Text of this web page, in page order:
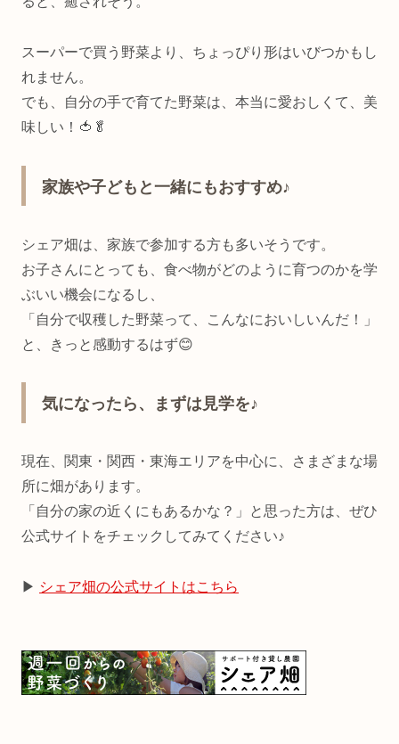
スーパーで買う野菜より、ちょっぴり形はいびつかもし
れません。
でも、自分の手で育てた野菜は、本当に愛おしくて、美
味しい！🍅🥬
家族や子どもと一緒にもおすすめ♪
シェア畑は、家族で参加する方も多いそうです。
お子さんにとっても、食べ物がどのように育つのかを学
ぶいい機会になるし、
「自分で収穫した野菜って、こんなにおいしいんだ！」
と、きっと感動するはず😊
気になったら、まずは見学を♪
現在、関東・関西・東海エリアを中心に、さまざまな場
所に畑があります。
「自分の家の近くにもあるかな？」と思った方は、ぜひ
公式サイトをチェックしてみてください♪
▶︎ シェア畑の公式サイトはこちら